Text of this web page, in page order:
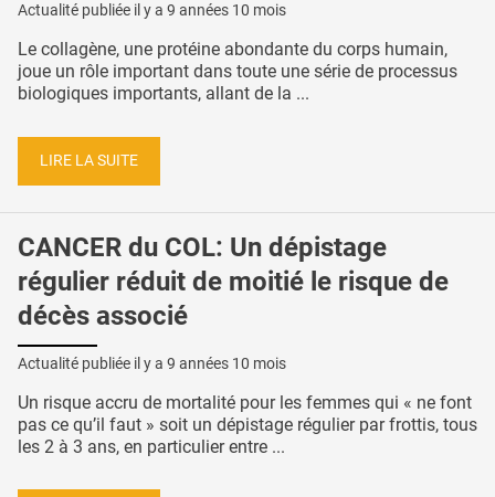
Actualité publiée il y a 9 années 10 mois
Le collagène, une protéine abondante du corps humain,
joue un rôle important dans toute une série de processus
biologiques importants, allant de la ...
LIRE LA SUITE
CANCER du COL: Un dépistage
régulier réduit de moitié le risque de
décès associé
Actualité publiée il y a 9 années 10 mois
Un risque accru de mortalité pour les femmes qui « ne font
pas ce qu’il faut » soit un dépistage régulier par frottis, tous
les 2 à 3 ans, en particulier entre ...